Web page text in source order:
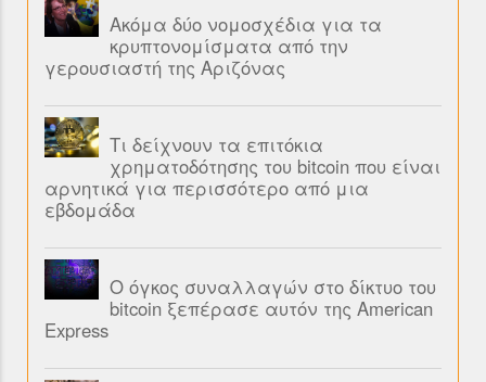
Ακόμα δύο νομοσχέδια για τα
κρυπτονομίσματα από την
γερουσιαστή της Αριζόνας
Τι δείχνουν τα επιτόκια
χρηματοδότησης του bitcoin που είναι
αρνητικά για περισσότερο από μια
εβδομάδα
Ο όγκος συναλλαγών στο δίκτυο του
bitcoin ξεπέρασε αυτόν της American
Express